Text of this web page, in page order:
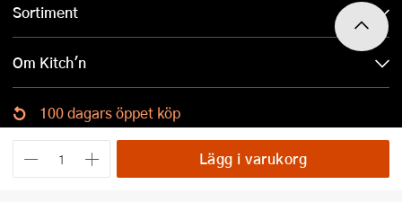
Lägg i varukorg
Sortiment
Om Kitch'n
100 dagars öppet köp
Ladda ned Kitch´n-appen